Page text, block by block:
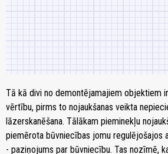
Tā kā divi no demontējamajiem objektiem
vērtību, pirms to nojaukšanas veikta
lāzerskanēšana. Tālākam pieminekļu
piemērota būvniecības jomu regulējošajos
- paziņojums par būvniecību. Tas nozīmē,